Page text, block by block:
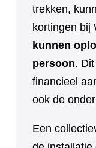
trekken,
kortingen bij
kunnen
persoon.
financieel
ook de
Een